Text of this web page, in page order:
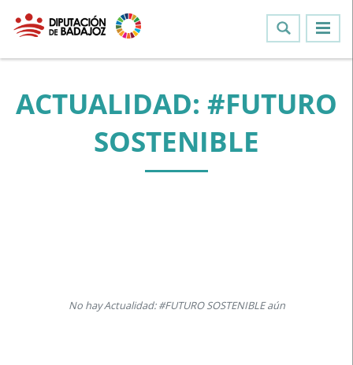
ACTUALIDAD: #FUTURO
SOSTENIBLE
No hay Actualidad: #FUTURO SOSTENIBLE aún